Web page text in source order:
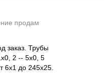
продам
заказ. Трубы
2 -- 5х0, 5
до 245х25.